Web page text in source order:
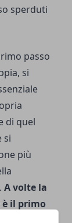
sperduti
passo
si
di quel
si
più
A volte la
il primo